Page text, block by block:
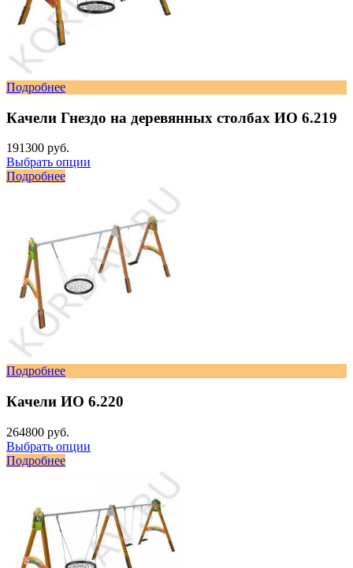
Подробнее
Качели Гнездо на деревянных столбах ИО 6.219
191300 руб.
Выбрать опции
Подробнее
Подробнее
Качели ИО 6.220
264800 руб.
Выбрать опции
Подробнее